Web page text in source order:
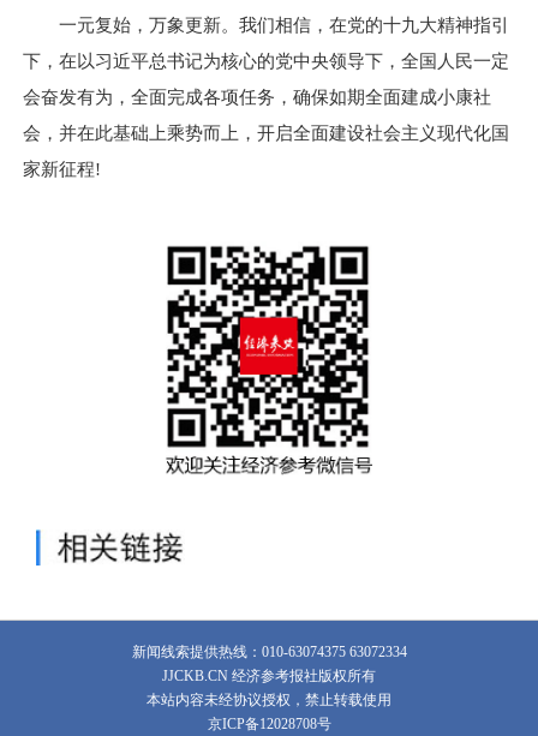
一元复始，万象更新。我们相信，在党的十九大精神指引
下，在以习近平总书记为核心的党中央领导下，全国人民一定
会奋发有为，全面完成各项任务，确保如期全面建成小康社
会，并在此基础上乘势而上，开启全面建设社会主义现代化国
家新征程!
新闻线索提供热线：010-63074375 63072334
JJCKB.CN 经济参考报社版权所有
本站内容未经协议授权，禁止转载使用
京ICP备12028708号